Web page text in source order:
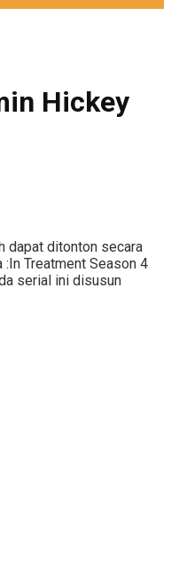
Hickey
dapat ditonton secara
:In Treatment Season 4
serial ini disusun